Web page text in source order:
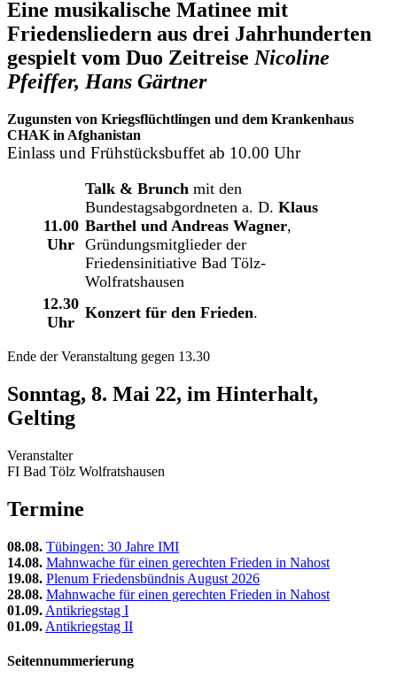
Eine musikalische Matinee mit
Friedensliedern aus drei Jahrhunderten
gespielt vom Duo Zeitreise Nicoline
Pfeiffer, Hans Gärtner
Zugunsten von Kriegsflüchtlingen und dem Krankenhaus
CHAK in Afghanistan
Einlass und Frühstücksbuffet ab 10.00 Uhr
11.00
Uhr
Talk & Brunch mit den
Bundestagsabgordneten a. D. Klaus
Barthel und Andreas Wagner,
Gründungsmitglieder der
Friedensinitiative Bad Tölz-
Wolfratshausen
12.30
Uhr
Konzert für den Frieden.
Ende der Veranstaltung gegen 13.30
Sonntag, 8. Mai 22, im Hinterhalt,
Gelting
Veranstalter
FI Bad Tölz Wolfratshausen
Termine
08.08. Tübingen: 30 Jahre IMI
14.08. Mahnwache für einen gerechten Frieden in Nahost
19.08. Plenum Friedensbündnis August 2026
28.08. Mahnwache für einen gerechten Frieden in Nahost
01.09. Antikriegstag I
01.09. Antikriegstag II
Seitennummerierung